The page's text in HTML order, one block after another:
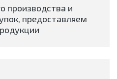
производства и
предоставляем